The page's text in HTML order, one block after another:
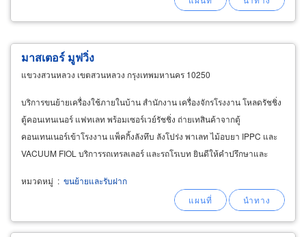
มาสเตอร์ มูฟวิ่ง
แขวงสวนหลวง เขตสวนหลวง กรุงเทพมหานคร 10250
บริการขนย้ายเครื่องใช้ภายในบ้าน สำนักงาน เครื่องจักรโรงงาน โหลดรัชชิ่ง
ตู้คอนเทนเนอร์ แฟทเลท พร้อมเซอร์เวย์รัชชิ่ง ถ่ายเทสินค้าจากตู้
คอนเทนเนอร์เข้าโรงงาน แพ็คกิ้งลังทึบ ลังโปร่ง พาเลท ไม้อบยา IPPC และ
VACUUM FIOL บริการรถเทรลเลอร์ และรถโรเบท ยินดีให้คำปรึกษาและ
หมวดหมู่ : ขนย้ายและรับฝาก